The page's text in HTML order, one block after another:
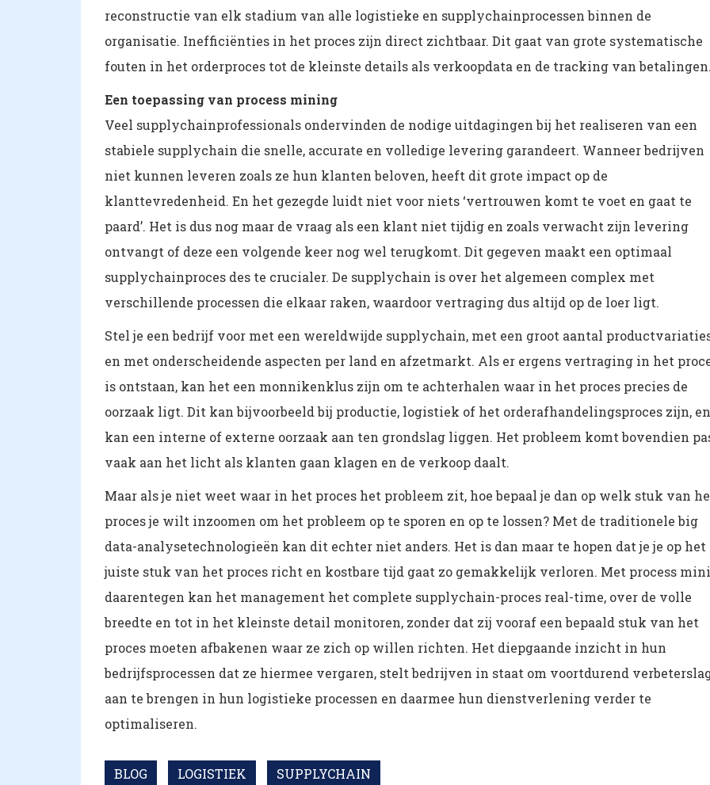
reconstructie van elk stadium van alle logistieke en supplychainprocessen binnen de
organisatie. Inefficiënties in het proces zijn direct zichtbaar. Dit gaat van grote systematische
fouten in het orderproces tot de kleinste details als verkoopdata en de tracking van betalingen.
Een toepassing van process mining
Veel supplychainprofessionals ondervinden de nodige uitdagingen bij het realiseren van een
stabiele supplychain die snelle, accurate en volledige levering garandeert. Wanneer bedrijven
niet kunnen leveren zoals ze hun klanten beloven, heeft dit grote impact op de
klanttevredenheid. En het gezegde luidt niet voor niets ‘vertrouwen komt te voet en gaat te
paard’. Het is dus nog maar de vraag als een klant niet tijdig en zoals verwacht zijn levering
ontvangt of deze een volgende keer nog wel terugkomt. Dit gegeven maakt een optimaal
supplychainproces des te crucialer. De supplychain is over het algemeen complex met
verschillende processen die elkaar raken, waardoor vertraging dus altijd op de loer ligt.
Stel je een bedrijf voor met een wereldwijde supplychain, met een groot aantal
en met onderscheidende aspecten per land en afzetmarkt. Als er ergens vertraging in het
is ontstaan, kan het een monnikenklus zijn om te achterhalen waar in het proces precies de
oorzaak ligt. Dit kan bijvoorbeeld bij productie, logistiek of het orderafhandelingsproces zijn,
kan een interne of externe oorzaak aan ten grondslag liggen. Het probleem komt bovendien
vaak aan het licht als klanten gaan klagen en de verkoop daalt.
Maar als je niet weet waar in het proces het probleem zit, hoe bepaal je dan op welk stuk van
proces je wilt inzoomen om het probleem op te sporen en op te lossen? Met de traditionele big
data-analysetechnologieën kan dit echter niet anders. Het is dan maar te hopen dat je je op het
juiste stuk van het proces richt en kostbare tijd gaat zo gemakkelijk verloren. Met process
daarentegen kan het management het complete supplychain-proces real-time, over de volle
breedte en tot in het kleinste detail monitoren, zonder dat zij vooraf een bepaald stuk van het
proces moeten afbakenen waar ze zich op willen richten. Het diepgaande inzicht in hun
bedrijfsprocessen dat ze hiermee vergaren, stelt bedrijven in staat om voortdurend
aan te brengen in hun logistieke processen en daarmee hun dienstverlening verder te
optimaliseren.
BLOG LOGISTIEK SUPPLYCHAIN